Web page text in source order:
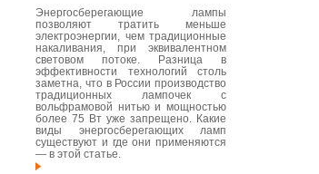
Энергосберегающие лампы
позволяют тратить меньше
электроэнергии, чем традиционные
накаливания, при эквивалентном
световом потоке. Разница в
эффективности технологий столь
заметна, что в России производство
традиционных лампочек с
вольфрамовой нитью и мощностью
более 75 Вт уже запрещено. Какие
виды энергосберегающих ламп
существуют и где они применяются
— в этой статье.